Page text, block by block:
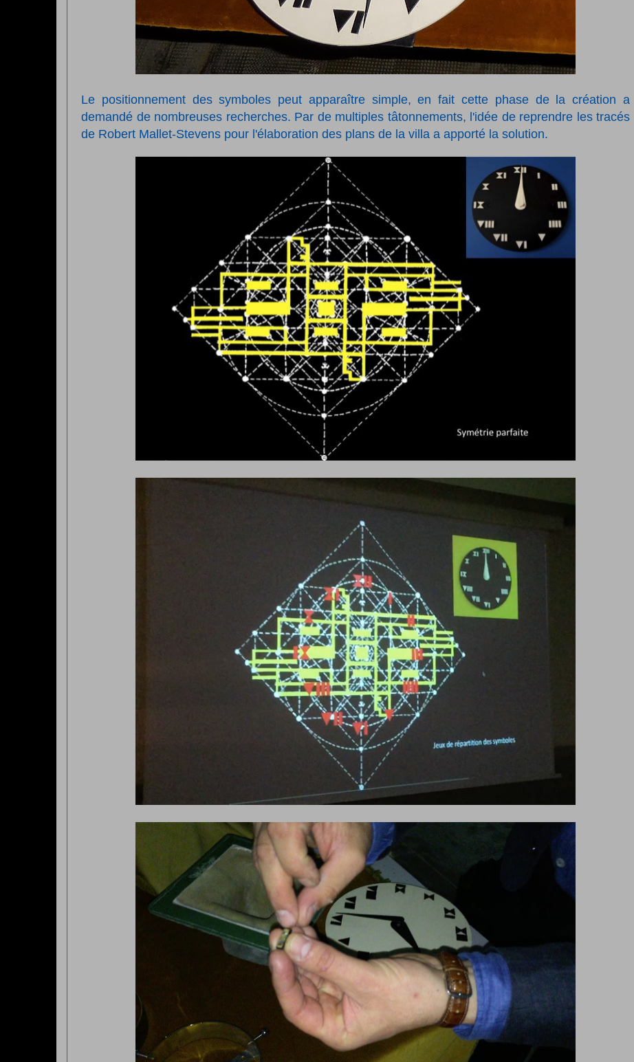
Le positionnement des symboles peut apparaître simple, en fait cette phase de la création a
demandé de nombreuses recherches. Par de multiples tâtonnements, l'idée de reprendre les tracés
de Robert Mallet-Stevens pour l'élaboration des plans de la villa a apporté la solution.